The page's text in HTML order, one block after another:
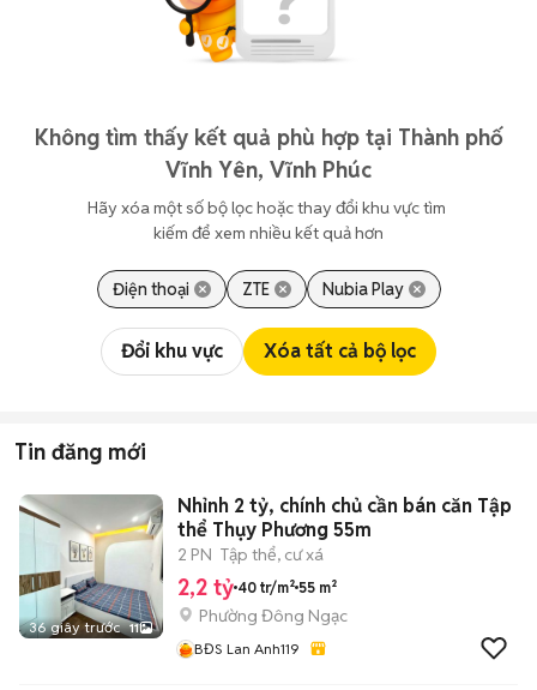
Không tìm thấy kết quả phù hợp tại Thành phố
Vĩnh Yên, Vĩnh Phúc
Hãy xóa một số bộ lọc hoặc thay đổi khu vực tìm
kiếm để xem nhiều kết quả hơn
Điện thoại ZTE Nubia Play
Đổi khu vực Xóa tất cả bộ lọc
Tin đăng mới
36 giây trước 11
Nhỉnh 2 tỷ, chính chủ cần bán căn Tập
thể Thụy Phương 55m
2 PN Tập thể, cư xá
2,2 tỷ 40 tr/m² 55 m²
Phường Đông Ngạc
BĐS Lan Anh119